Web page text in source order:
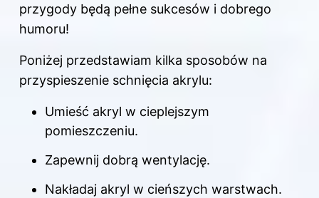
przygody będą pełne sukcesów i dobrego
humoru!
Poniżej przedstawiam kilka sposobów na
przyspieszenie schnięcia akrylu:
Umieść akryl w cieplejszym
pomieszczeniu.
Zapewnij dobrą wentylację.
Nakładaj akryl w cieńszych warstwach.